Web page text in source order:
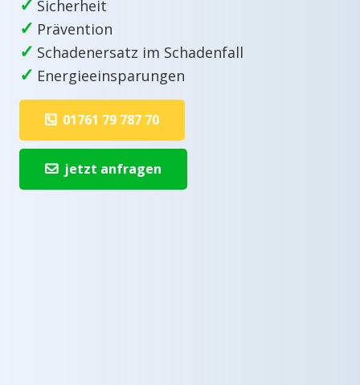
Sicherheit
✓ Prävention
✓ Schadenersatz im Schadenfall
✓ Energieeinsparungen
01761 79 787 70
jetzt anfragen